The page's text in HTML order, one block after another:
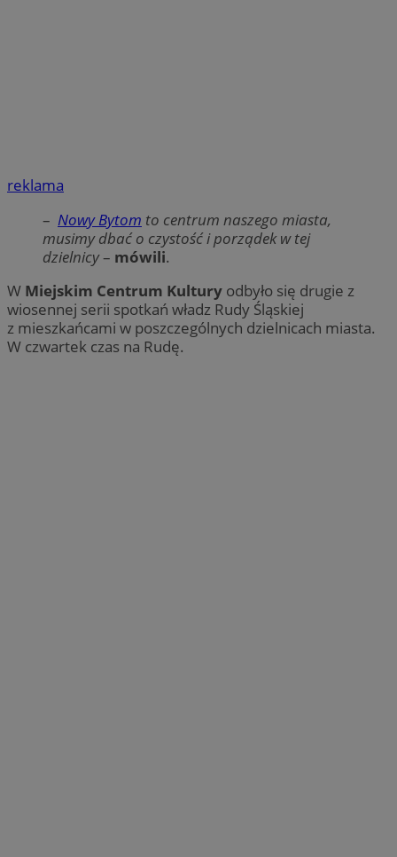
reklama
– Nowy Bytom to centrum naszego miasta,
musimy dbać o czystość i porządek w tej
dzielnicy– mówili.
W Miejskim Centrum Kultury odbyło się drugie z
wiosennej serii spotkań władz Rudy Śląskiej
z mieszkańcami w poszczególnych dzielnicach miasta.
W czwartek czas na Rudę.